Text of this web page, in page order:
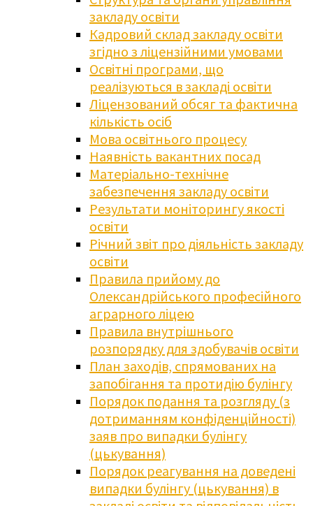
закладу освіти
Кадровий склад закладу освіти
згідно з ліцензійними умовами
Освітні програми, що
реалізуються в закладі освіти
Ліцензований обсяг та фактична
кількість осіб
Мова освітнього процесу
Наявність вакантних посад
Матеріально-технічне
забезпечення закладу освіти
Результати моніторингу якості
освіти
Річний звіт про діяльність закладу
освіти
Правила прийому до
Олександрійського професійного
аграрного ліцею
Правила внутрішнього
розпорядку для здобувачів освіти
План заходів, спрямованих на
запобігання та протидію булінгу
Порядок подання та розгляду (з
дотриманням конфіденційності)
заяв про випадки булінгу
(цькування)
Порядок реагування на доведені
випадки булінгу (цькування) в